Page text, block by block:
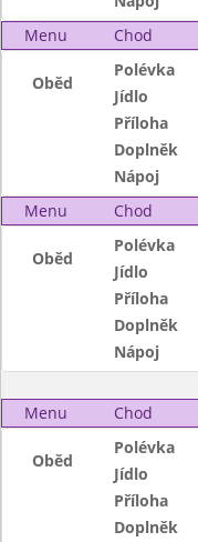
Menu
Chod
Oběd
Polévka
Jídlo
Příloha
Doplněk
Nápoj
Menu
Chod
Oběd
Polévka
Jídlo
Příloha
Doplněk
Nápoj
Menu Chod
Oběd
Polévka
Jídlo
Příloha
Doplněk